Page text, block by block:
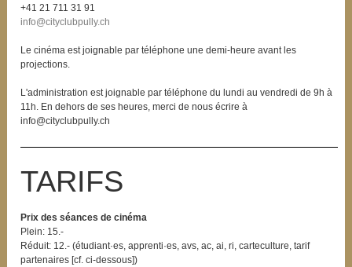
+41 21 711 31 91
info@cityclubpully.ch
Le cinéma est joignable par téléphone une demi-heure avant les
projections.
L'administration est joignable par téléphone du lundi au vendredi de 9h à
11h. En dehors de ses heures, merci de nous écrire à
info@cityclubpully.ch
TARIFS
Prix des séances de cinéma
Plein: 15.-
Réduit: 12.- (étudiant·es, apprenti·es, avs, ac, ai, ri, carteculture, tarif
partenaires [cf. ci-dessous])